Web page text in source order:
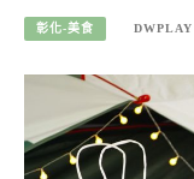
彰化-美食 DWPLAY